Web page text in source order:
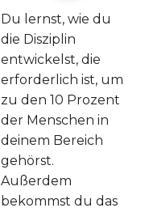
"Verschaffe dir
Klarheit über
deine
Wertevorstellung!"
09
Du lernst, wie du
die Disziplin
entwickelst, die
erforderlich ist, um
zu den 10 Prozent
der Menschen in
deinem Bereich
gehörst.
Außerdem
bekommst du das